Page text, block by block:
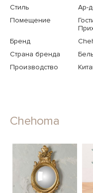
Стиль
Ар-
Помещение
Бренд
Страна бренда
Производство
Chehoma